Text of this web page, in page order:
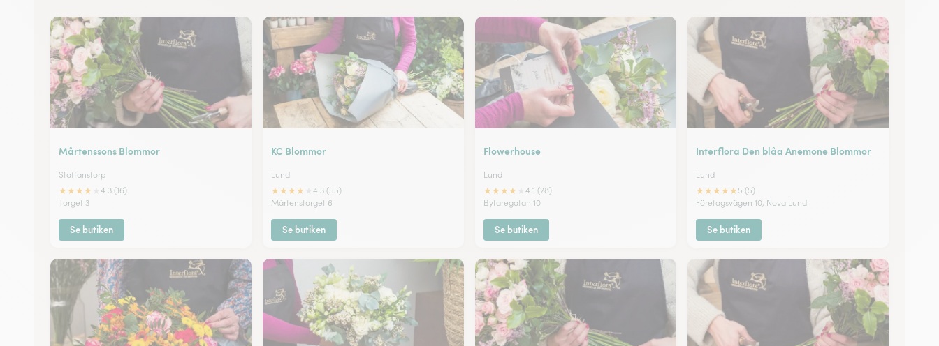
Mårtenssons Blommor
Staffanstorp
★★★★
4.3 (16)
Torget 3
Se butiken
KC Blommor
Lund
★★★★
4.3 (55)
Mårtenstorget 6
Se butiken
Flowerhouse
Lund
★★★★
4.1 (28)
Bytaregatan 10
Se butiken
Interflora Den blåa Anemone Blommor
Lund
★★★★★ 5 (5)
Företagsvägen 10, Nova Lund
Se butiken